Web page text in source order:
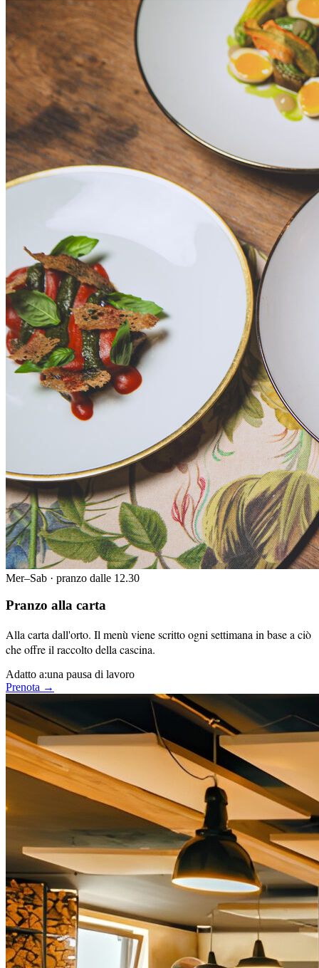
Mer–Sab · pranzo dalle 12.30
Pranzo alla carta
Alla carta dall'orto. Il menù viene scritto ogni settimana in base a ciò
che offre il raccolto della cascina.
Adatto a:una pausa di lavoro
Prenota →